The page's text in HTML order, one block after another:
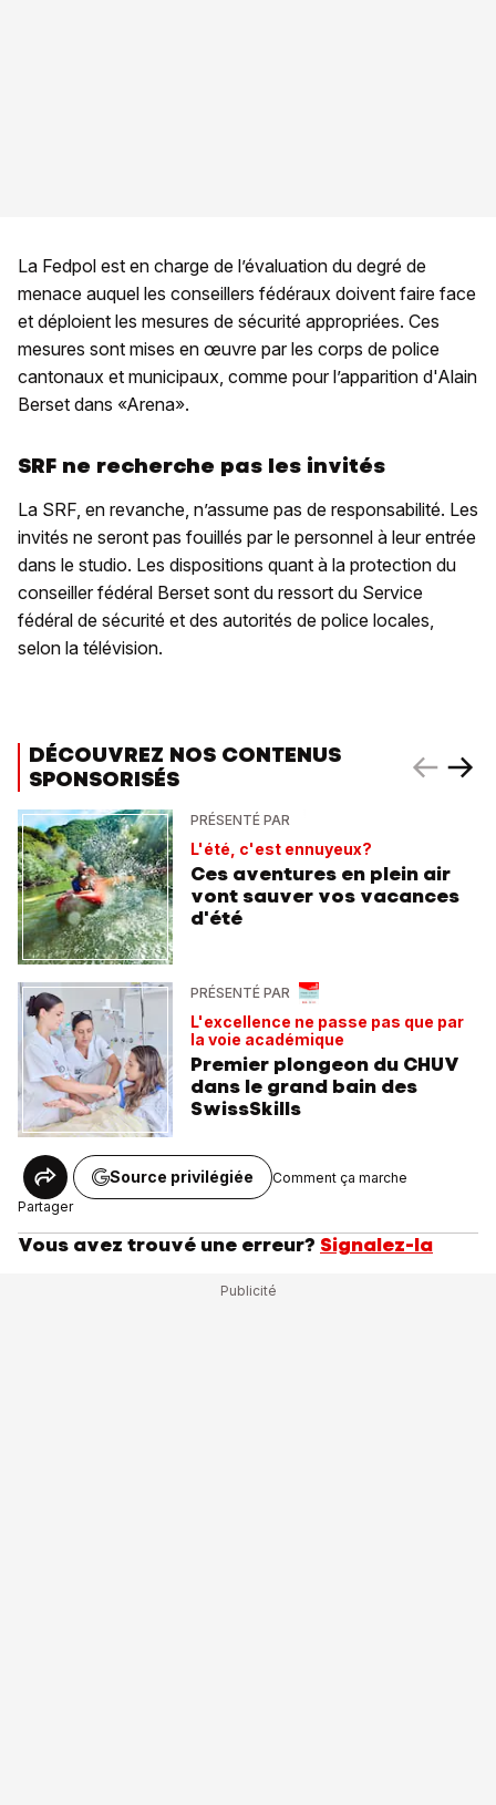
La Fedpol est en charge de l’évaluation du degré de
menace auquel les conseillers fédéraux doivent faire face
et déploient les mesures de sécurité appropriées. Ces
mesures sont mises en œuvre par les corps de police
cantonaux et municipaux, comme pour l’apparition d'Alain
Berset dans «Arena».
SRF ne recherche pas les invités
La SRF, en revanche, n’assume pas de responsabilité. Les
invités ne seront pas fouillés par le personnel à leur entrée
dans le studio. Les dispositions quant à la protection du
conseiller fédéral Berset sont du ressort du Service
fédéral de sécurité et des autorités de police locales,
selon la télévision.
DÉCOUVREZ NOS CONTENUS
SPONSORISÉS
PRÉSENTÉ PAR
L'été, c'est ennuyeux?
Ces aventures en plein air
vont sauver vos vacances
d'été
PRÉSENTÉ PAR
L'excellence ne passe pas que par
la voie académique
Premier plongeon du CHUV
dans le grand bain des
SwissSkills
Partager
Source privilégiée Comment ça marche
Vous avez trouvé une erreur? Signalez-la